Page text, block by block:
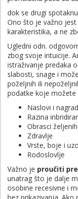
dok se drugi
Ono što je važno
karakteristika, a ne
Ugledni odn.
zbog svoje intuicije.
istraživanje predaka
slabosti, snage i
poželjnih ili
podatke koje možete
Naslovi i
Razina
Obrasci
Zdravlje
Vrste, boje i
Rodoslovlje
Važno je proučiti
unatrag što je dalje
osobine recesivne i